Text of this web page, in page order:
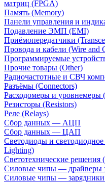
матриц (FPGA)
Память (Memory)
Панели управления и
Подавление ЭМП (EMI)
Приёмопередатчики
Провода и кабели (Wire and
Программируемые
Прочие товары (Other)
Радиочастотные и СВЧ
Разъёмы (Connectors)
Расходомеры и уровнемеры
Резисторы (Resistors)
Реле (Relays)
Сбор данных — АЦП
Сбор данных — ЦАП
Светодиоды и
Lighting)
Светотехнические решения
Силовые чипы — драйверы
Силовые чипы — зарядники